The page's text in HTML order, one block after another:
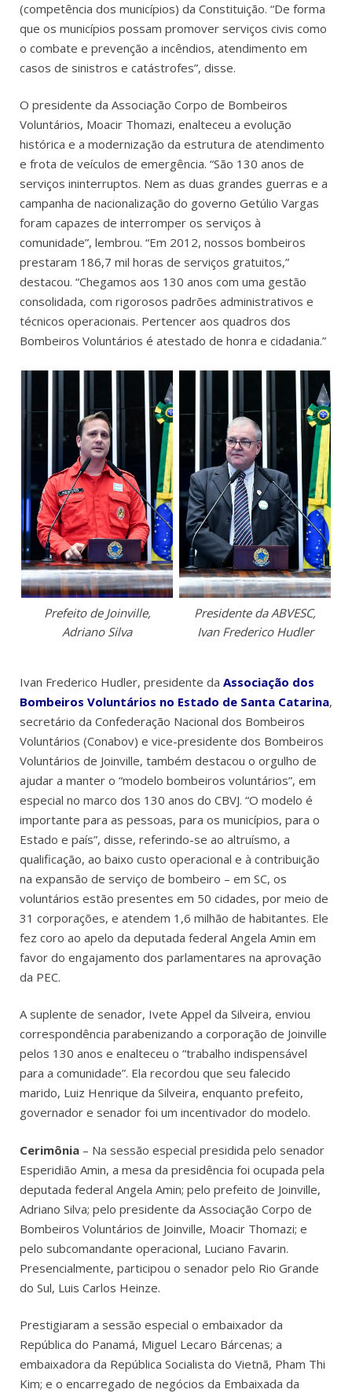
(competência dos municípios) da Constituição. “De forma
que os municípios possam promover serviços civis como
o combate e prevenção a incêndios, atendimento em
casos de sinistros e catástrofes”, disse.
O presidente da Associação Corpo de Bombeiros
Voluntários, Moacir Thomazi, enalteceu a evolução
histórica e a modernização da estrutura de atendimento
e frota de veículos de emergência. “São 130 anos de
serviços ininterruptos. Nem as duas grandes guerras e a
campanha de nacionalização do governo Getúlio Vargas
foram capazes de interromper os serviços à
comunidade”, lembrou. “Em 2012, nossos bombeiros
prestaram 186,7 mil horas de serviços gratuitos,”
destacou. “Chegamos aos 130 anos com uma gestão
consolidada, com rigorosos padrões administrativos e
técnicos operacionais. Pertencer aos quadros dos
Bombeiros Voluntários é atestado de honra e cidadania.”
Prefeito de Joinville,
Adriano Silva
Presidente da ABVESC,
Ivan Frederico Hudler
Ivan Frederico Hudler, presidente da Associação dos
Bombeiros Voluntários no Estado de Santa Catarina,
secretário da Confederação Nacional dos Bombeiros
Voluntários (Conabov) e vice-presidente dos Bombeiros
Voluntários de Joinville, também destacou o orgulho de
ajudar a manter o “modelo bombeiros voluntários”, em
especial no marco dos 130 anos do CBVJ. “O modelo é
importante para as pessoas, para os municípios, para o
Estado e país”, disse, referindo-se ao altruísmo, a
qualificação, ao baixo custo operacional e à contribuição
na expansão de serviço de bombeiro – em SC, os
voluntários estão presentes em 50 cidades, por meio de
31 corporações, e atendem 1,6 milhão de habitantes. Ele
fez coro ao apelo da deputada federal Angela Amin em
favor do engajamento dos parlamentares na aprovação
da PEC.
A suplente de senador, Ivete Appel da Silveira, enviou
correspondência parabenizando a corporação de Joinville
pelos 130 anos e enalteceu o “trabalho indispensável
para a comunidade”. Ela recordou que seu falecido
marido, Luiz Henrique da Silveira, enquanto prefeito,
governador e senador foi um incentivador do modelo.
Cerimônia – Na sessão especial presidida pelo senador
Esperidião Amin, a mesa da presidência foi ocupada pela
deputada federal Angela Amin; pelo prefeito de Joinville,
Adriano Silva; pelo presidente da Associação Corpo de
Bombeiros Voluntários de Joinville, Moacir Thomazi; e
pelo subcomandante operacional, Luciano Favarin.
Presencialmente, participou o senador pelo Rio Grande
do Sul, Luis Carlos Heinze.
Prestigiaram a sessão especial o embaixador da
República do Panamá, Miguel Lecaro Bárcenas; a
embaixadora da República Socialista do Vietnã, Pham Thi
Kim; e o encarregado de negócios da Embaixada da